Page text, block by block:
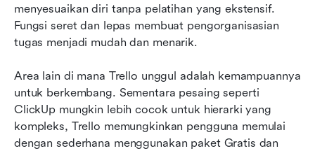
menyesuaikan diri tanpa pelatihan yang ekstensif.
Fungsi seret dan lepas membuat pengorganisasian
tugas menjadi mudah dan menarik.
Area lain di mana Trello unggul adalah kemampuannya
untuk berkembang. Sementara pesaing seperti
ClickUp mungkin lebih cocok untuk hierarki yang
kompleks, Trello memungkinkan pengguna memulai
dengan sederhana menggunakan paket Gratis dan